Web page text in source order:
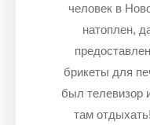
человек в
натоплен,
брикеты для
был телевизор
там